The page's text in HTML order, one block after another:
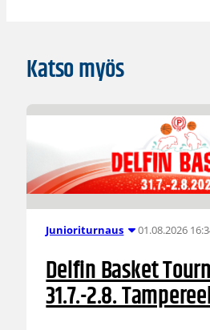
Katso myös
Junioriturnaus 01.08.2026
Delfin Basket
31.7.-2.8.